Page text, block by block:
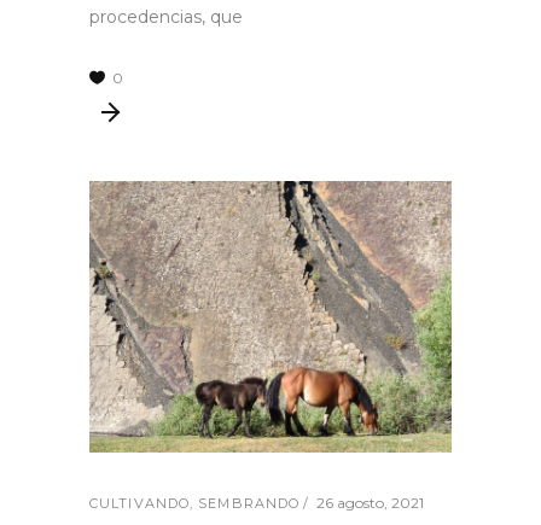
procedencias, que
0
CULTIVANDO, SEMBRANDO 26 agosto, 2021